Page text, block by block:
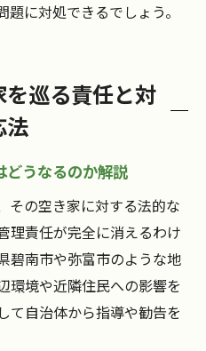
に対処できるでしょう。
巡る責任と対
法
どうなるのか解説
その空き家に対する法的な
理責任が完全に消えるわけ
碧南市や弥富市のような地
環境や近隣住民への影響を
て自治体から指導や勧告を